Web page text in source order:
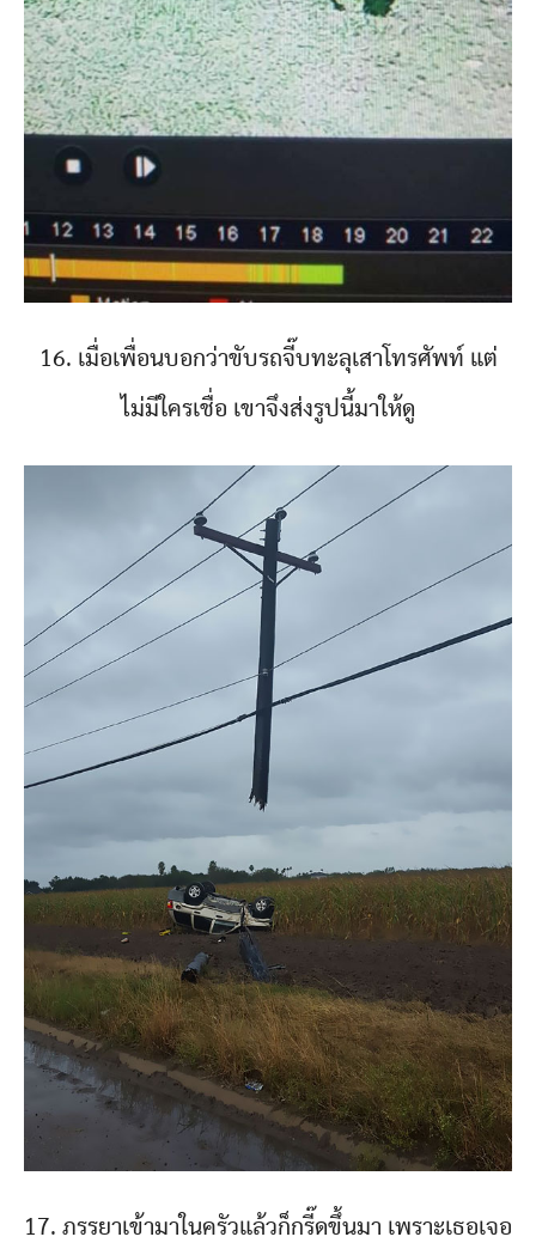
16. เมื่อเพื่อนบอกว่าขับรถจี๊บทะลุเสาโทรศัพท์ แต่
ไม่มีใครเชื่อ เขาจึงส่งรูปนี้มาให้ดู
17. ภรรยาเข้ามาในครัวแล้วก็กรี๊ดขึ้นมา เพราะเธอเจอ